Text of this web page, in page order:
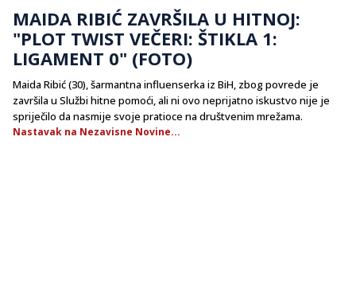
MAIDA RIBIĆ ZAVRŠILA U HITNOJ:
"PLOT TWIST VEČERI: ŠTIKLA 1:
LIGAMENT 0" (FOTO)
Maida Ribić (30), šarmantna influenserka iz BiH, zbog povrede je
završila u Službi hitne pomoći, ali ni ovo neprijatno iskustvo nije je
spriječilo da nasmije svoje pratioce na društvenim mrežama.
Nastavak na Nezavisne Novine...